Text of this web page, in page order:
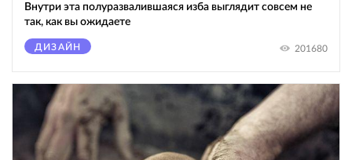
Внутри эта полуразвалившаяся изба выглядит совсем не
так, как вы ожидаете
ДИЗАЙН 201680